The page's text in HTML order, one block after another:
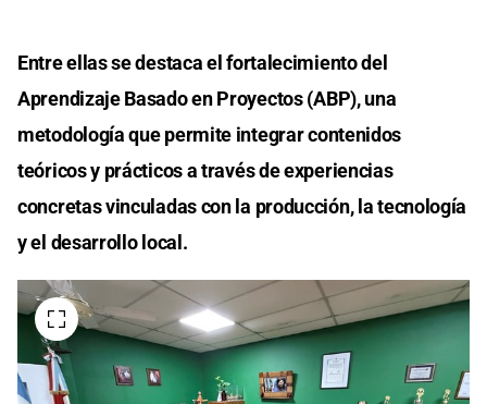
Entre ellas se destaca el fortalecimiento del
Aprendizaje Basado en Proyectos (ABP), una
metodología que permite integrar contenidos
teóricos y prácticos a través de experiencias
concretas vinculadas con la producción, la tecnología
y el desarrollo local.